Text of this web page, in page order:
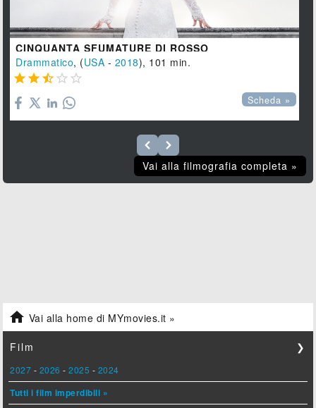
CINQUANTA SFUMATURE DI ROSSO
Drammatico, (USA - 2018), 101 min.
    
Scheda »
Vai alla filmografia completa »
 Vai alla home di MYmovies.it »
Film ❯
2027 - 2026 -2025 - 2024
Tutti i film imperdibili »